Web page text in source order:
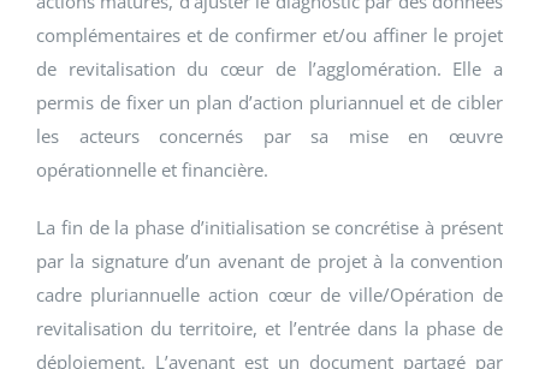
complémentaires et de confirmer et/ou affiner le projet
de revitalisation du cœur de l’agglomération. Elle a
permis de fixer un plan d’action pluriannuel et de cibler
les acteurs concernés par sa mise en œuvre
opérationnelle et financière.
La fin de la phase d’initialisation se concrétise à présent
par la signature d’un avenant de projet à la convention
cadre pluriannuelle action cœur de ville/Opération de
revitalisation du territoire, et l’entrée dans la phase de
déploiement. L’avenant est un document partagé par